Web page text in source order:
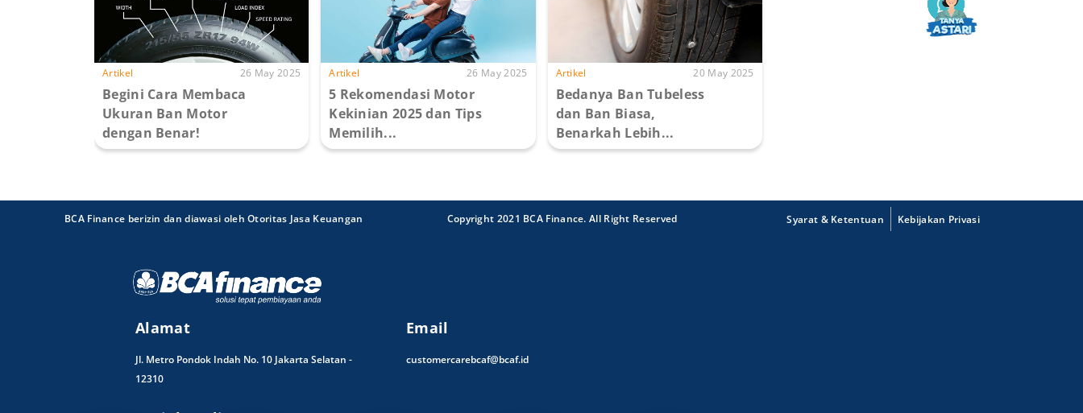
Artikel 26 May 2025
Begini Cara Membaca
Ukuran Ban Motor
dengan Benar!
Artikel 26 May 2025
5 Rekomendasi Motor
Kekinian 2025 dan Tips
Memilih...
Artikel 20 May 2025
Bedanya Ban Tubeless
dan Ban Biasa,
Benarkah Lebih...
BCA Finance berizin dan diawasi oleh Otoritas Jasa Keuangan Copyright 2021 BCA Finance. All Right Reserved Syarat & Ketentuan Kebijakan Privasi
Alamat
Jl. Metro Pondok Indah No. 10 Jakarta Selatan -
12310
Email
customercarebcaf@bcaf.id